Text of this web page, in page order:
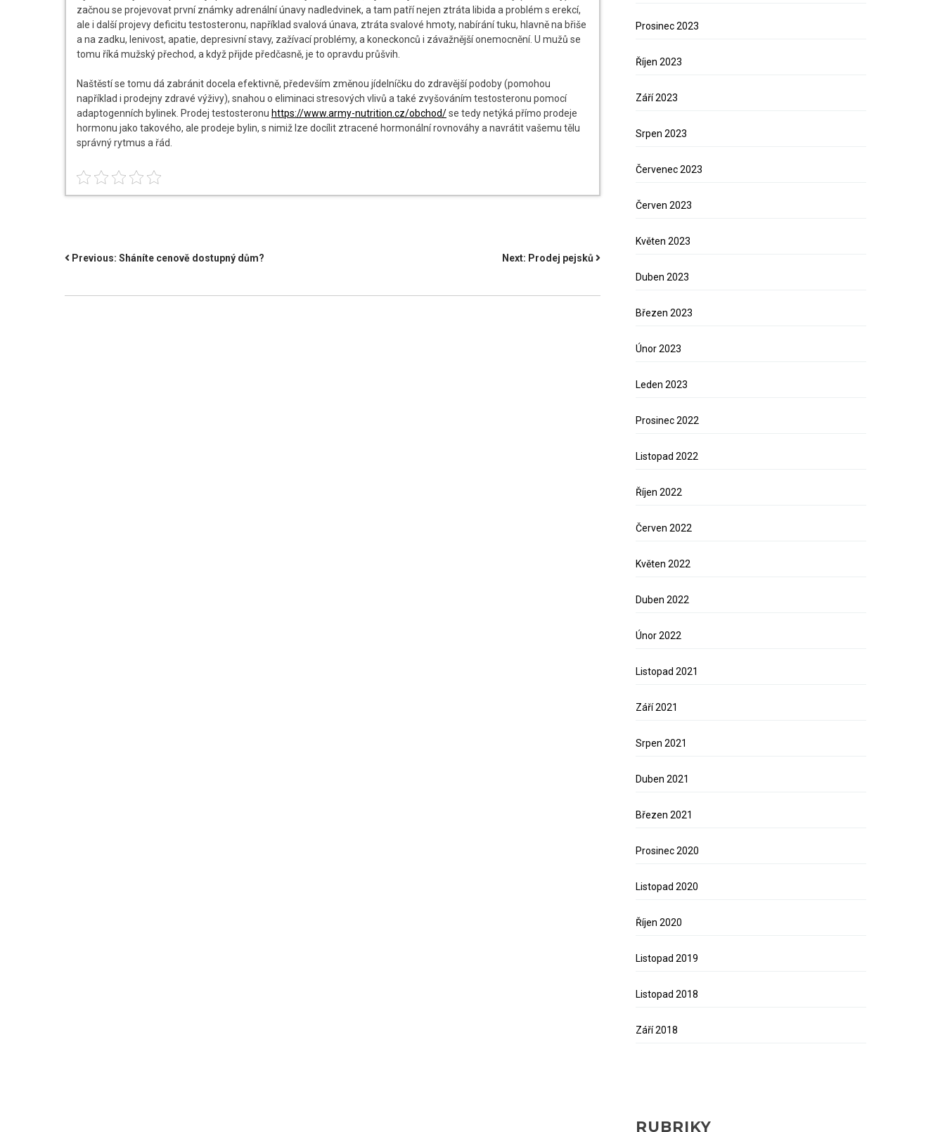
začnou se projevovat první známky adrenální únavy nadledvinek, a tam patří nejen ztráta libida a problém s erekcí,
ale i další projevy deficitu testosteronu, například svalová únava, ztráta svalové hmoty, nabírání tuku, hlavně na břiše
a na zadku, lenivost, apatie, depresivní stavy, zažívací problémy, a koneckonců i závažnější onemocnění. U mužů se
tomu říká mužský přechod, a když přijde předčasně, je to opravdu průšvih.
Naštěstí se tomu dá zabránit docela efektivně, především změnou jídelníčku do zdravější podoby (pomohou
například i prodejny zdravé výživy), snahou o eliminaci stresových vlivů a také zvyšováním testosteronu pomocí
adaptogenních bylinek. Prodej testosteronu https://www.army-nutrition.cz/obchod/se tedy netýká přímo prodeje
hormonu jako takového, ale prodeje bylin, s nimiž lze docílit ztracené hormonální rovnováhy a navrátit vašemu tělu
správný rytmus a řád.
NAVIGACE
Previous: Sháníte cenově dostupný dům? Next: Prodej pejsků
Prosinec 2023
Říjen 2023
Září 2023
Srpen 2023
Červenec 2023
Červen 2023
Květen 2023
Duben 2023
Březen 2023
Únor 2023
Leden 2023
Prosinec 2022
Listopad 2022
Říjen 2022
Červen 2022
Květen 2022
Duben 2022
Únor 2022
Listopad 2021
Září 2021
Srpen 2021
Duben 2021
Březen 2021
Prosinec 2020
Listopad 2020
Říjen 2020
Listopad 2019
Listopad 2018
Září 2018
RUBRIKY